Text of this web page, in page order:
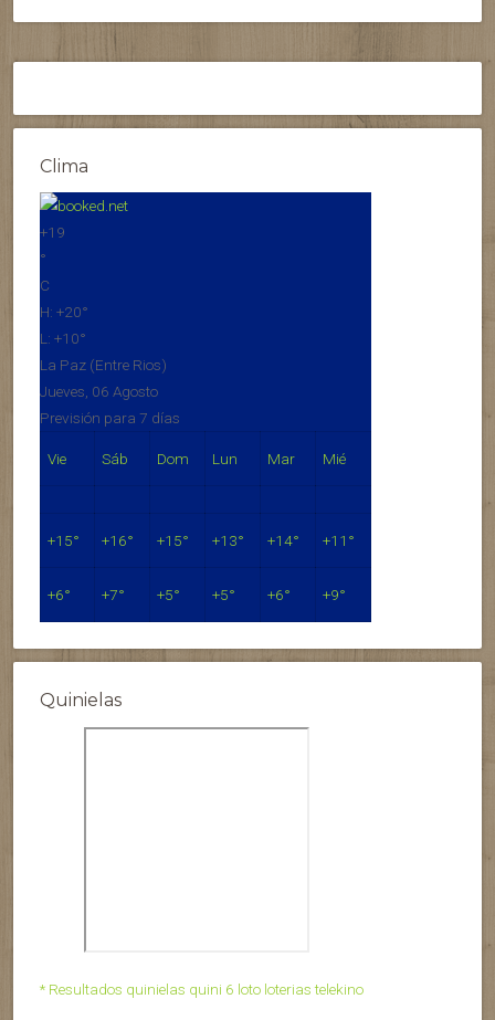
Clima
+19
°
C
H: +20°
L: +10°
La Paz (Entre Rios)
Jueves, 06 Agosto
Previsión para 7 días
Vie Sáb Dom Lun Mar Mié
+15° +16° +15° +13° +14° +11°
+6° +7° +5° +5° +6° +9°
Quinielas
* Resultados quinielas quini 6 loto loterias telekino